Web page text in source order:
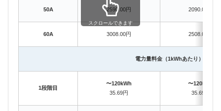
50A 2590.00円 2090.00円
60A 3008.00円 2508.00円
電力量料金（1kWhあたり）
1段階目
〜120kWh
35.69円
〜120kWh
35.69円
スクロールできます